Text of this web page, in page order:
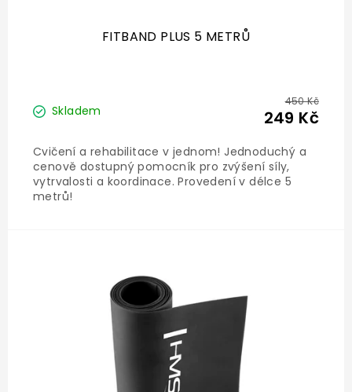
FITBAND PLUS 5 METRŮ
Skladem
450 Kč
249 Kč
Cvičení a rehabilitace v jednom! Jednoduchý a
cenově dostupný pomocník pro zvýšení síly,
vytrvalosti a koordinace. Provedení v délce 5
metrů!